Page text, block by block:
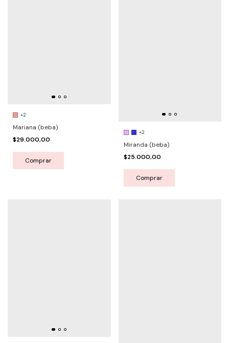
+2
Mariana (beba)
$29.000,00
Comprar
+2
Miranda (beba)
$25.000,00
Comprar